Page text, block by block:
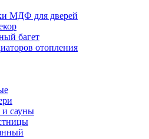
МДФ для дверей
багет
отопления
и сауны